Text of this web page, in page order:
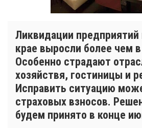
Ликвидации
крае выросли более чем в
Особенно страдают
хозяйствя, гостиницы и
Исправить ситуацию
страховых взносов.
будем принято в конце